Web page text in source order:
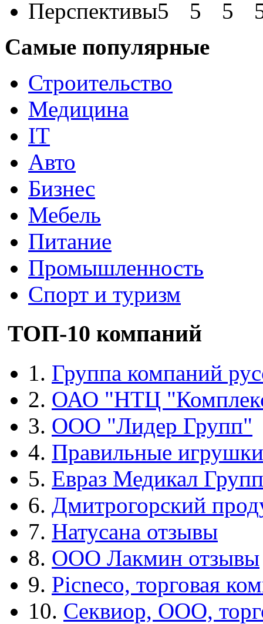
Перспективы
Самые популярные
Строительство
Медицина
IT
Авто
Бизнес
Мебель
Питание
Промышленность
Спорт и туризм
ТОП-10 компаний
1. Группа компаний
2. ОАО "НТЦ
3. ООО "Лидер Групп"
4. Правильные игрушки
5. Евраз Медикал Групп
6. Дмитрогорский
7. Натусана отзывы
8. ООО Лакмин отзывы
9. Picneco, торговая
10. Секвиор, ООО,